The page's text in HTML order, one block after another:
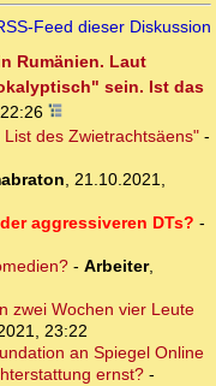
Feed dieser Diskussion
Rumänien. Laut
sein. Ist das
des Zwietrachtsäens"-
, 21.10.2021,
aggressiveren DTs? -
- Arbeiter,
zwei Wochen vier Leute
23:22
an Spiegel Online
ernst? -